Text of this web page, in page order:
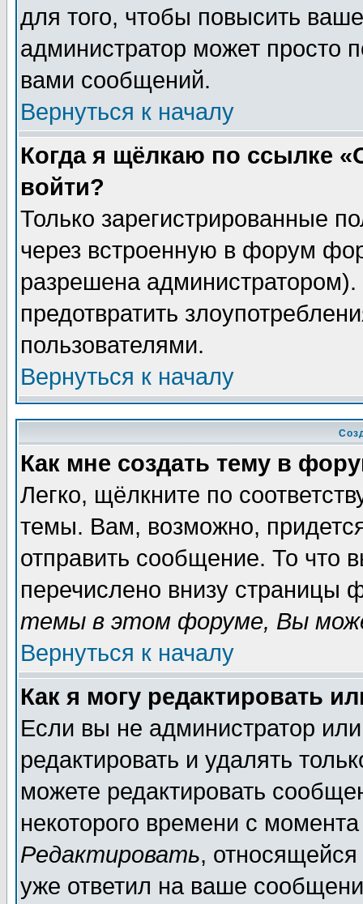
для того, чтобы повысить
администратор может просто
вами сообщений.
Вернуться к началу
Когда я щёлкаю по ссылке
войти?
Только зарегистрированные
через встроенную в форум
разрешена
предотвратить
пользователями.
Вернуться к началу
Как мне создать тему в
Легко, щёлкните по
темы. Вам, возможно,
отправить сообщение. То что
перечислено внизу страницы
темы в этом форуме, Вы
Вернуться к началу
Как я могу редактировать
Если вы не администратор
редактировать и удалять
можете редактировать
некоторого времени с
Редактировать,
уже ответил на ваше